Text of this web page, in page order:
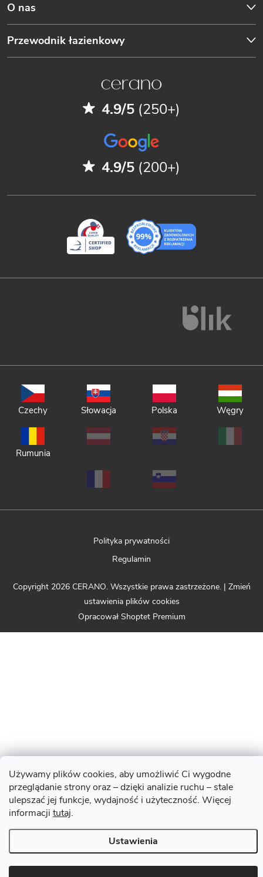
Używamy plików cookies, aby umożliwić Ci wygodne
przeglądanie strony oraz – dzięki analizie ruchu – stale
ulepszać jej funkcje, wydajność i użyteczność. Więcej
informacji tutaj.
Ustawienia
O nas
Przewodnik łazienkowy
4.9/5 (250+)
4.9/5 (200+)
Czechy Słowacja Polska Węgry
Rumunia
Polityka prywatności
Regulamin
Opracował Shoptet Premium
Copyright 2026 CERANO. Wszystkie prawa zastrzeżone. | Zmień
ustawienia plików cookies